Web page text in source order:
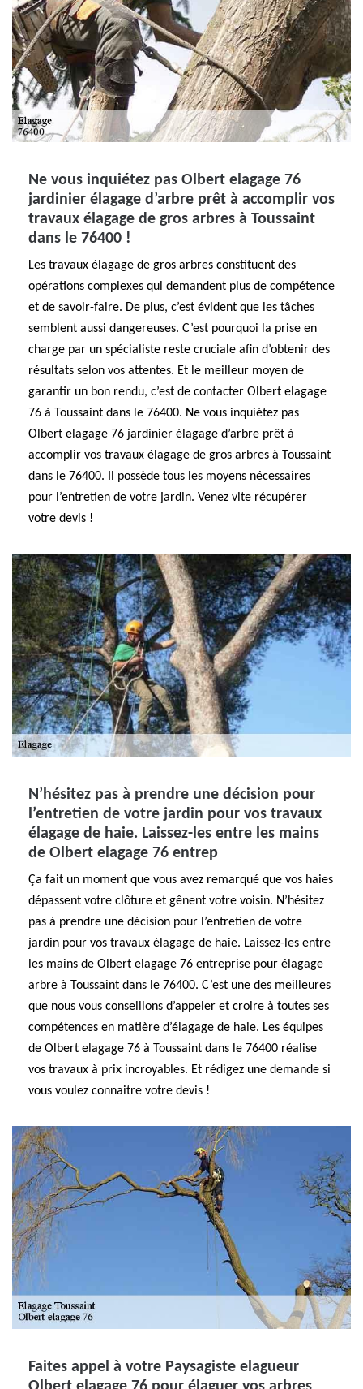
Ne vous inquiétez pas Olbert elagage 76
jardinier élagage d’arbre prêt à accomplir vos
travaux élagage de gros arbres à Toussaint
dans le 76400 !
Les travaux élagage de gros arbres constituent des
opérations complexes qui demandent plus de compétence
et de savoir-faire. De plus, c’est évident que les tâches
semblent aussi dangereuses. C’est pourquoi la prise en
charge par un spécialiste reste cruciale afin d’obtenir des
résultats selon vos attentes. Et le meilleur moyen de
garantir un bon rendu, c’est de contacter Olbert elagage
76 à Toussaint dans le 76400. Ne vous inquiétez pas
Olbert elagage 76 jardinier élagage d’arbre prêt à
accomplir vos travaux élagage de gros arbres à Toussaint
dans le 76400. Il possède tous les moyens nécessaires
pour l’entretien de votre jardin. Venez vite récupérer
votre devis !
N’hésitez pas à prendre une décision pour
l’entretien de votre jardin pour vos travaux
élagage de haie. Laissez-les entre les mains
de Olbert elagage 76 entrep
Ça fait un moment que vous avez remarqué que vos haies
dépassent votre clôture et gênent votre voisin. N’hésitez
pas à prendre une décision pour l’entretien de votre
jardin pour vos travaux élagage de haie. Laissez-les entre
les mains de Olbert elagage 76 entreprise pour élagage
arbre à Toussaint dans le 76400. C’est une des meilleures
que nous vous conseillons d’appeler et croire à toutes ses
compétences en matière d’élagage de haie. Les équipes
de Olbert elagage 76 à Toussaint dans le 76400 réalise
vos travaux à prix incroyables. Et rédigez une demande si
vous voulez connaitre votre devis !
Faites appel à votre Paysagiste elagueur